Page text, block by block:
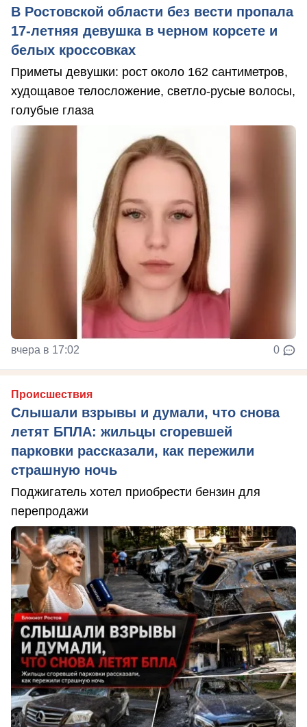
В Ростовской области без вести пропала
17-летняя девушка в черном корсете и
белых кроссовках
Приметы девушки: рост около 162 сантиметров,
худощавое телосложение, светло-русые волосы,
голубые глаза
вчера в 17:02 0
Происшествия
Слышали взрывы и думали, что снова
летят БПЛА: жильцы сгоревшей
парковки рассказали, как пережили
страшную ночь
Поджигатель хотел приобрести бензин для
перепродажи